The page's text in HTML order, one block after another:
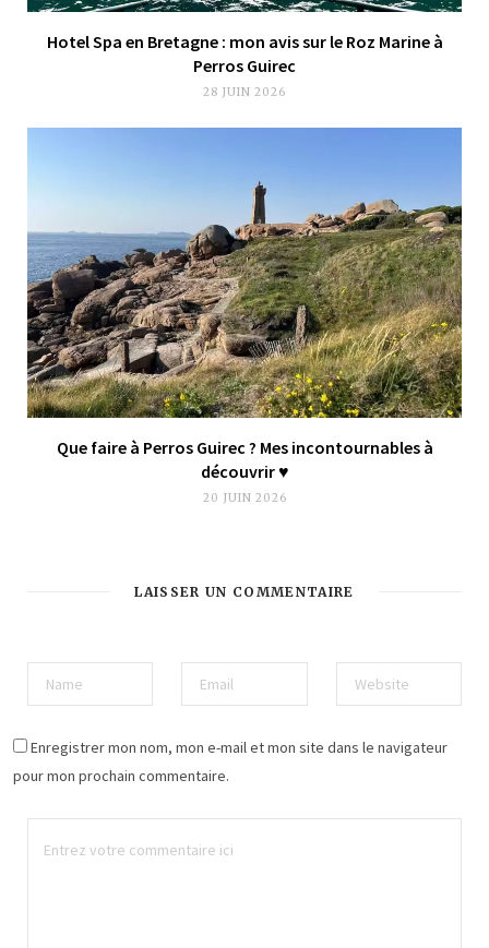
Hotel Spa en Bretagne : mon avis sur le Roz Marine à
Perros Guirec
28 JUIN 2026
Que faire à Perros Guirec ? Mes incontournables à
découvrir ♥︎
20 JUIN 2026
LAISSER UN COMMENTAIRE
Enregistrer mon nom, mon e-mail et mon site dans le navigateur
pour mon prochain commentaire.